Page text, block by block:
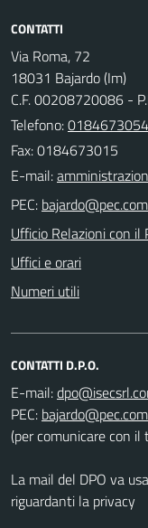
CONTATTI
Via Roma, 72
18031 Bajardo (Im)
C.F. 00208720086 -
Telefono:0184673054
Fax: 0184673015
E-mail:
PEC:
Ufficio Relazioni con il
Uffici e orari
Numeri utili
CONTATTI D.P.O.
E-mail:
PEC:
(per comunicare con
La mail del DPO va
riguardanti la privacy